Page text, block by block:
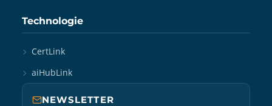
Technologie
CertLink
aiHubLink
NEWSLETTER